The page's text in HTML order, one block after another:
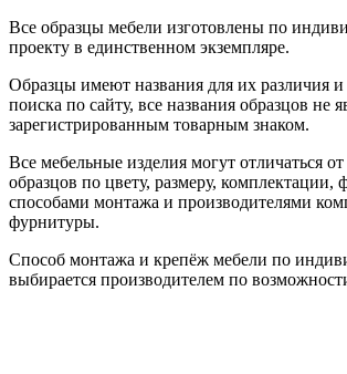
Все образцы мебели изготовлены по
проекту в единственном экземпляре.
Образцы имеют названия для их различия и
поиска по сайту, все названия образцов не
зарегистрированным товарным знаком.
Все мебельные изделия могут отличаться
образцов по цвету, размеру, комплектации,
способами монтажа и производителями
фурнитуры.
Способ монтажа и крепёж мебели по
выбирается производителем по